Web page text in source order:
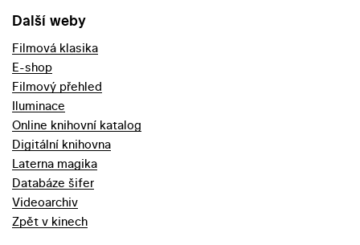
Další weby
Filmová klasika
E-shop
Filmový přehled
Iluminace
Online knihovní katalog
Digitální knihovna
Laterna magika
Databáze šifer
Videoarchiv
Zpět v kinech